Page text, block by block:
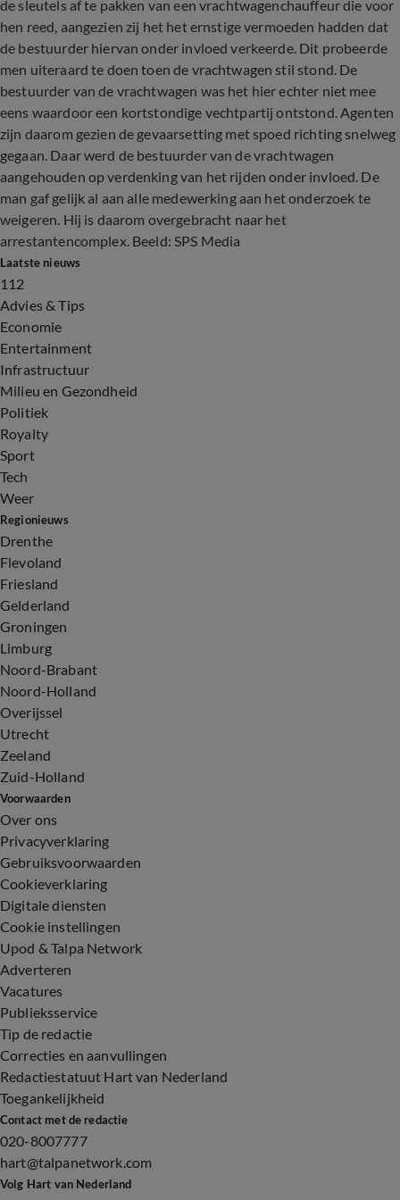
de sleutels af te pakken van een vrachtwagenchauffeur die voor
hen reed, aangezien zij het het ernstige vermoeden hadden dat
de bestuurder hiervan onder invloed verkeerde. Dit probeerde
men uiteraard te doen toen de vrachtwagen stil stond. De
bestuurder van de vrachtwagen was het hier echter niet mee
eens waardoor een kortstondige vechtpartij ontstond. Agenten
zijn daarom gezien de gevaarsetting met spoed richting snelweg
gegaan. Daar werd de bestuurder van de vrachtwagen
aangehouden op verdenking van het rijden onder invloed. De
man gaf gelijk al aan alle medewerking aan het onderzoek te
weigeren. Hij is daarom overgebracht naar het
arrestantencomplex. Beeld: SPS Media
Laatste nieuws
112
Advies & Tips
Economie
Entertainment
Infrastructuur
Milieu en Gezondheid
Politiek
Royalty
Sport
Tech
Weer
Regionieuws
Drenthe
Flevoland
Friesland
Gelderland
Groningen
Limburg
Noord-Brabant
Noord-Holland
Overijssel
Utrecht
Zeeland
Zuid-Holland
Voorwaarden
Over ons
Privacyverklaring
Gebruiksvoorwaarden
Cookieverklaring
Digitale diensten
Cookie instellingen
Upod & Talpa Network
Adverteren
Vacatures
Publieksservice
Tip de redactie
Correcties en aanvullingen
Redactiestatuut Hart van Nederland
Toegankelijkheid
Contact met de redactie
020-8007777
hart@talpanetwork.com
Volg Hart van Nederland